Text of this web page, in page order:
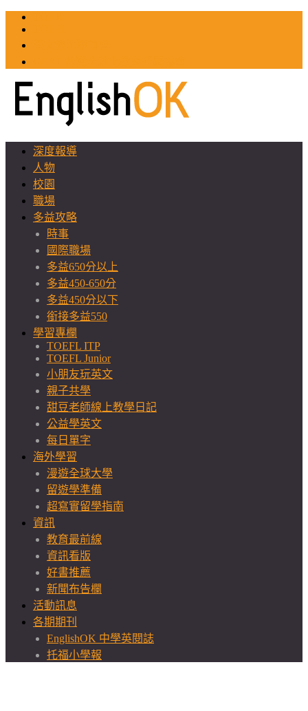
深度報導
人物
校園
職場
多益攻略
時事
國際職場
多益650分以上
多益450-650分
多益450分以下
銜接多益550
學習專欄
TOEFL ITP
TOEFL Junior
小朋友玩英文
親子共學
甜豆老師線上教學日記
公益學英文
每日單字
海外學習
漫遊全球大學
留遊學準備
超寫實留學指南
資訊
教育最前線
資訊看版
好書推薦
新聞布告欄
活動訊息
各期期刊
EnglishOK 中學英閱誌
托福小學報